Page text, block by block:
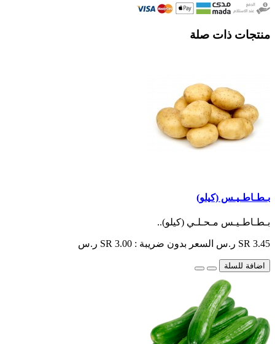
منتجات ذات صلة
بـطـاطـيـس (كيلو)
بـطـاطـيـس مـحـلـي (كيلو)..
SR 3.45 ر.س السعر بدون ضريبة : SR 3.00 ر.س
اضافة للسلة